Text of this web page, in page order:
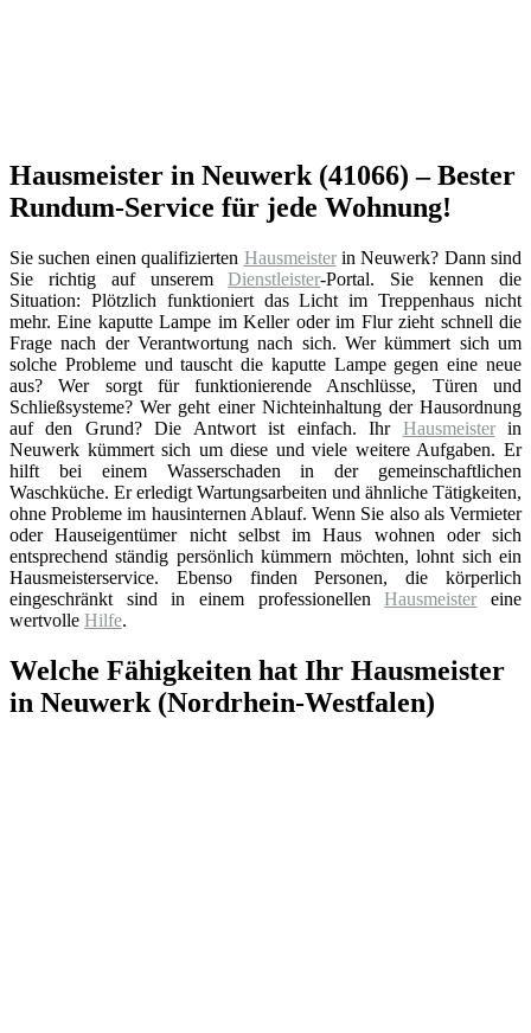
Hausmeister in Neuwerk (41066) – Bester
Rundum-Service für jede Wohnung!
Sie suchen einen qualifizierten Hausmeisterin Neuwerk? Dann sind
Sie richtig auf unseremDienstleister-Portal. Sie kennen die
Situation: Plötzlich funktioniert das Licht im Treppenhaus nicht
mehr. Eine kaputte Lampe im Keller oder im Flur zieht schnell die
Frage nach der Verantwortung nach sich. Wer kümmert sich um
solche Probleme und tauscht die kaputte Lampe gegen eine neue
aus? Wer sorgt für funktionierende Anschlüsse, Türen und
Schließsysteme? Wer geht einer Nichteinhaltung der Hausordnung
auf den Grund? Die Antwort ist einfach. Ihr Hausmeisterin
Neuwerk kümmert sich um diese und viele weitere Aufgaben. Er
hilft bei einem Wasserschaden in der gemeinschaftlichen
Waschküche. Er erledigt Wartungsarbeiten und ähnliche Tätigkeiten,
ohne Probleme im hausinternen Ablauf. Wenn Sie also als Vermieter
oder Hauseigentümer nicht selbst im Haus wohnen oder sich
entsprechend ständig persönlich kümmern möchten, lohnt sich ein
Hausmeisterservice. Ebenso finden Personen, die körperlich
eingeschränkt sind in einem professionellenHausmeister eine
wertvolle Hilfe.
Welche Fähigkeiten hat Ihr Hausmeister
in Neuwerk (Nordrhein-Westfalen)